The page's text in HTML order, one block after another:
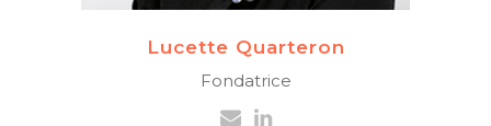
Lucette Quarteron
Fondatrice